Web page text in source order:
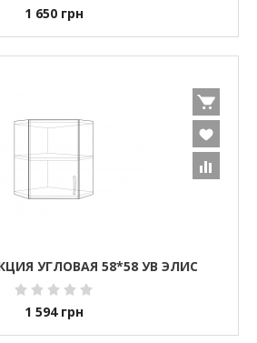
1 650 грн
УГЛОВАЯ 58*58 УВ ЭЛИС
1 594 грн